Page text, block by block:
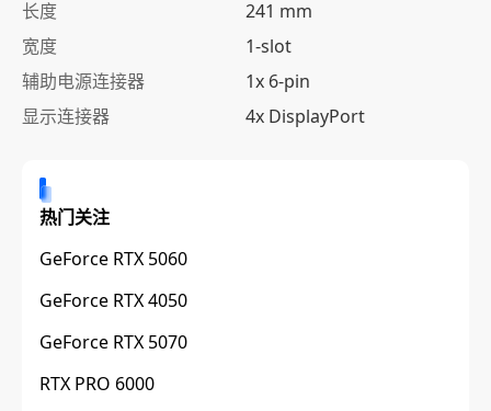
长度
241 mm
宽度
1-slot
辅助电源连接器
1x 6-pin
显示连接器
4x DisplayPort
热门关注
GeForce RTX 5060
GeForce RTX 4050
GeForce RTX 5070
RTX PRO 6000